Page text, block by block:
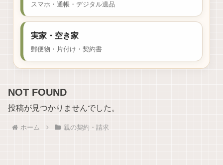
スマホ・通帳・デジタル遺品
実家・空き家
郵便物・片付け・契約書
NOT FOUND
投稿が見つかりませんでした。
ホーム 親の契約・請求